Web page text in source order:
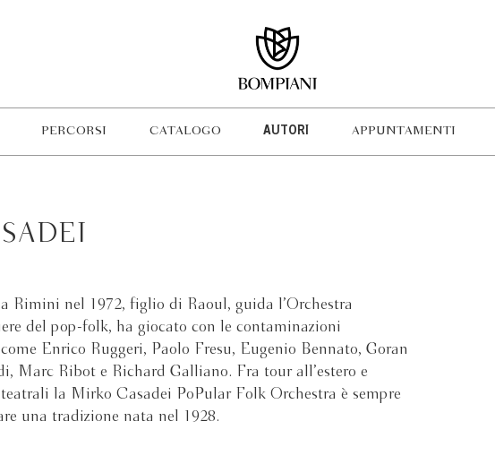
PERCORSI CATALOGO AUTORI APPUNTAMENTI
Rimini nel 1972, figlio di Raoul, guida l’Orchestra
del pop-folk, ha giocato con le contaminazioni
Enrico Ruggeri, Paolo Fresu, Eugenio Bennato, Goran
Marc Ribot e Richard Galliano. Fra tour all’estero e
la Mirko Casadei PoPular Folk Orchestra è sempre
una tradizione nata nel 1928.